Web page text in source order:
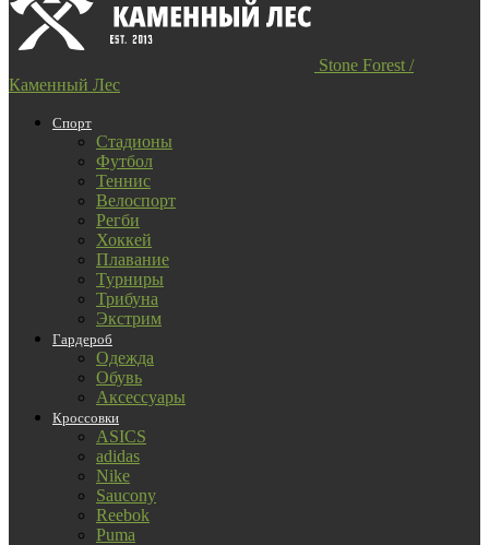
Stone Forest /
Каменный Лес
Спорт
Стадионы
Футбол
Теннис
Велоспорт
Регби
Хоккей
Плавание
Турниры
Трибуна
Экстрим
Гардероб
Одежда
Обувь
Аксессуары
Кроссовки
ASICS
adidas
Nike
Saucony
Reebok
Puma